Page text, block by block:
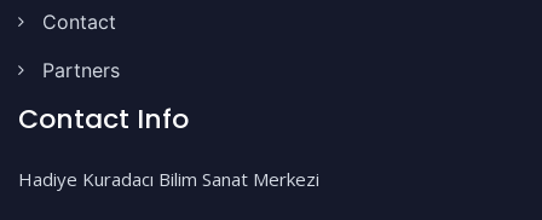
Contact
Partners
Contact Info
Hadiye Kuradacı Bilim Sanat Merkezi